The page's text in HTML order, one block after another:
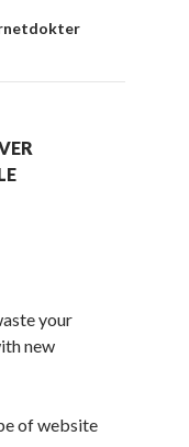
your
new
of website